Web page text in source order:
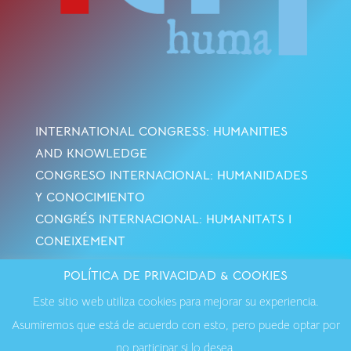
INTERNATIONAL CONGRESS: HUMANITIES
AND KNOWLEDGE
CONGRESO INTERNACIONAL: HUMANIDADES
Y CONOCIMIENTO
CONGRÉS INTERNACIONAL: HUMANITATS I
CONEIXEMENT
Privacidad·Contactar
POLÍTICA DE PRIVACIDAD & COOKIES
Este sitio web utiliza cookies para mejorar su experiencia.
Asumiremos que está de acuerdo con esto, pero puede optar por
no participar si lo desea.